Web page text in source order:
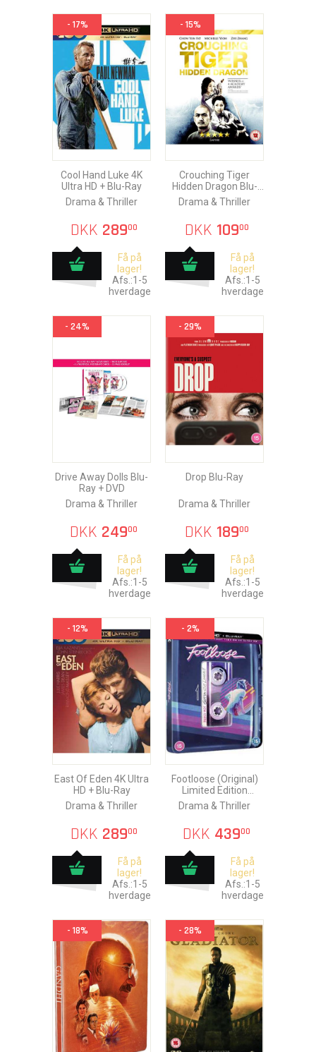
- 17%
Cool Hand Luke 4K
Ultra HD + Blu-Ray
Drama & Thriller
DKK 28900
Få på
lager!
Afs.:1-5
hverdage
- 15%
Crouching Tiger
Hidden Dragon Blu-
Ray
Drama & Thriller
DKK 10900
Få på
lager!
Afs.:1-5
hverdage
- 24%
Drive Away Dolls Blu-
Ray + DVD
Drama & Thriller
DKK 24900
Få på
lager!
Afs.:1-5
hverdage
- 29%
Drop Blu-Ray
Drama & Thriller
DKK 18900
Få på
lager!
Afs.:1-5
hverdage
- 12%
East Of Eden 4K Ultra
HD + Blu-Ray
Drama & Thriller
DKK 28900
Få på
lager!
Afs.:1-5
hverdage
- 2%
Footloose (Original)
Limited Edition
Steelbook 4K
Drama & Thriller
DKK 43900
Få på
lager!
Afs.:1-5
hverdage
- 18% - 28%